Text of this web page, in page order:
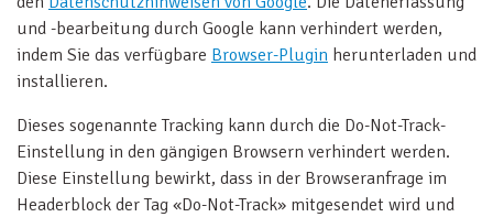
und -bearbeitung durch Google kann verhindert werden,
indem Sie das verfügbare Browser-Plugin herunterladen und
installieren.
Dieses sogenannte Tracking kann durch die Do-Not-Track-
Einstellung in den gängigen Browsern verhindert werden.
Diese Einstellung bewirkt, dass in der Browseranfrage im
Headerblock der Tag «Do-Not-Track» mitgesendet wird und